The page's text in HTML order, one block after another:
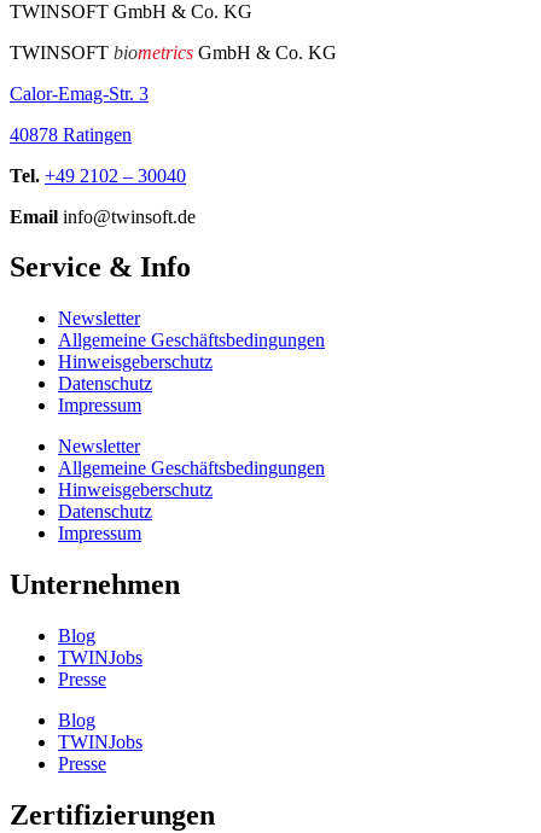
TWINSOFT GmbH & Co. KG
TWINSOFT biometrics GmbH & Co. KG
Calor-Emag-Str. 3
40878 Ratingen
Tel. +49 2102 – 30040
Email info@twinsoft.de
Service & Info
Newsletter
Allgemeine Geschäftsbedingungen
Hinweisgeberschutz
Datenschutz
Impressum
Newsletter
Allgemeine Geschäftsbedingungen
Hinweisgeberschutz
Datenschutz
Impressum
Unternehmen
Blog
TWINJobs
Presse
Blog
TWINJobs
Presse
Zertifizierungen